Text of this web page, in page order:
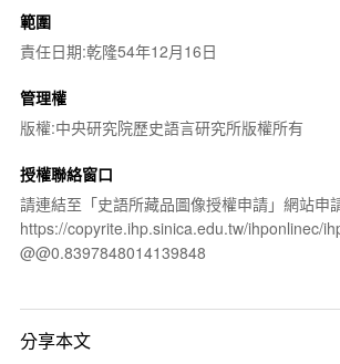
範圍
責任日期:乾隆54年12月16日
管理權
版權:中央研究院歷史語言研究所版權所有
授權聯絡窗口
請連結至「史語所藏品圖像授權申請」網站申
https://copyrite.ihp.sinica.edu.tw/ihponlinec/
@@0.8397848014139848
分享本文